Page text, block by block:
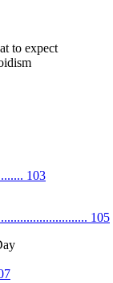
to expect
103
105